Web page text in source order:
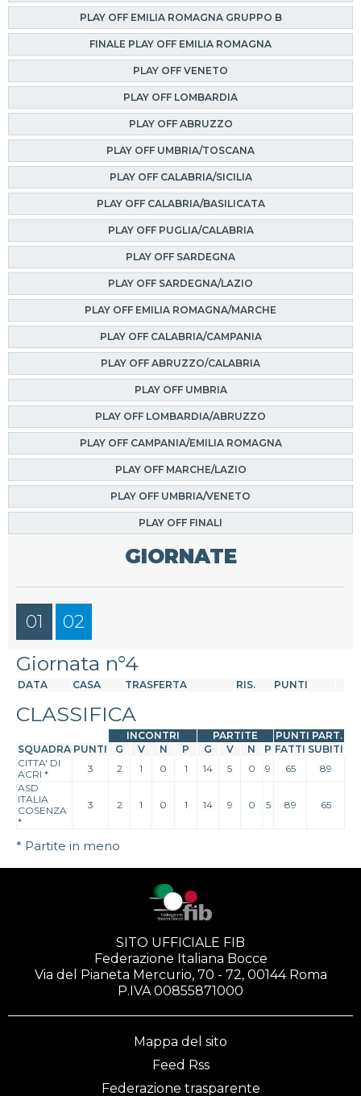
PLAY OFF EMILIA ROMAGNA GRUPPO B
FINALE PLAY OFF EMILIA ROMAGNA
PLAY OFF VENETO
PLAY OFF LOMBARDIA
PLAY OFF ABRUZZO
PLAY OFF UMBRIA/TOSCANA
PLAY OFF CALABRIA/SICILIA
PLAY OFF CALABRIA/BASILICATA
PLAY OFF PUGLIA/CALABRIA
PLAY OFF SARDEGNA
PLAY OFF SARDEGNA/LAZIO
PLAY OFF EMILIA ROMAGNA/MARCHE
PLAY OFF CALABRIA/CAMPANIA
PLAY OFF ABRUZZO/CALABRIA
PLAY OFF UMBRIA
PLAY OFF LOMBARDIA/ABRUZZO
PLAY OFF CAMPANIA/EMILIA ROMAGNA
PLAY OFF MARCHE/LAZIO
PLAY OFF UMBRIA/VENETO
PLAY OFF FINALI
GIORNATE
01 02
Giornata n°4
DATA CASA TRASFERTA RIS. PUNTI
CLASSIFICA
INCONTRI PARTITE
PUNTI PART.
SQUADRA PUNTI G V N P G V N P FATTI SUBITI
CITTA' DI
ACRI * 3 2 1 0 1 14 5 0 9 65
89
ASD
ITALIA
COSENZA
*
3 2 1 0 1 14 9 0 5 89 65
* Partite in meno
SITO UFFICIALE FIB
Federazione Italiana Bocce
Via del Pianeta Mercurio, 70 - 72, 00144 Roma
P.IVA 00855871000
Mappa del sito
Feed Rss
Federazione trasparente